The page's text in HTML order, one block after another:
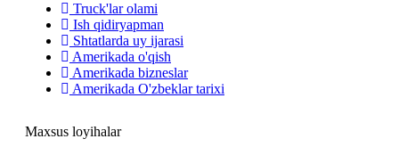
Truck'lar olami
Ish qidiryapman
Shtatlarda uy ijarasi
Amerikada o'qish
Amerikada bizneslar
Amerikada O'zbeklar tarixi
Maxsus loyihalar